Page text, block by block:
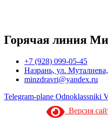
Горячая линия
+7 (928) 099-05-45
Назрань, ул.
minzdravri@yandex.ru
Telegram-plane Odnoklassniki
Версия